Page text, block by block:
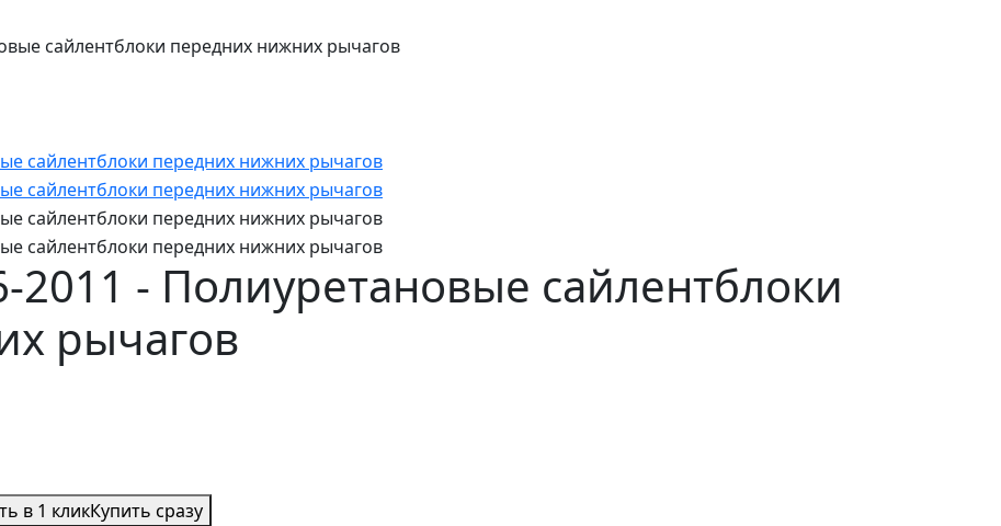
сайлентблоки передних нижних рычагов
2011 - Полиуретановые сайлентблоки
рычагов
в 1 кликКупить сразу